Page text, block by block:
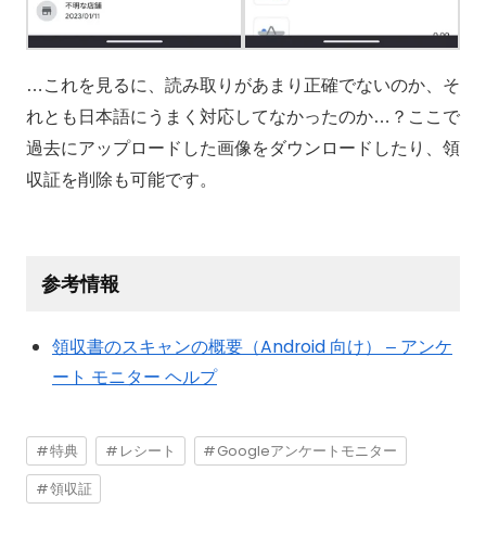
…これを見るに、読み取りがあまり正確でないのか、そ
れとも日本語にうまく対応してなかったのか…？ここで
過去にアップロードした画像をダウンロードしたり、領
収証を削除も可能です。
参考情報
領収書のスキャンの概要（Android 向け） – アンケ
ート モニター ヘルプ
特典 レシート Googleアンケートモニター
領収証